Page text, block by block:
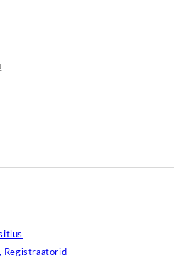
Registraatorid